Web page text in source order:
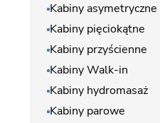
Kabiny asymetryczne
Kabiny pięciokątne
Kabiny przyścienne
Kabiny Walk-in
Kabiny hydromasaż
Kabiny parowe